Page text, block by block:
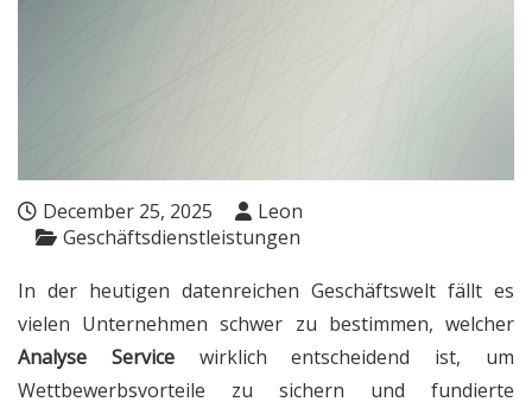
December 25, 2025
Leon
Geschäftsdienstleistungen
In der heutigen datenreichen Geschäftswelt fällt es
vielen Unternehmen schwer zu bestimmen, welcher
Analyse Servicewirklich entscheidend ist, um
Wettbewerbsvorteile zu sichern und fundierte